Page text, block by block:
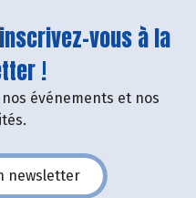
vous à la
!
événements et nos
newsletter